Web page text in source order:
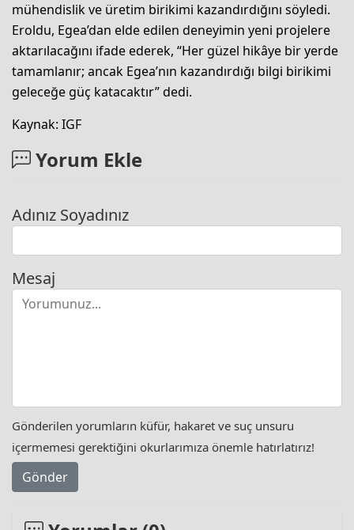
mühendislik ve üretim birikimi kazandırdığını söyledi.
Eroldu, Egea’dan elde edilen deneyimin yeni projelere
aktarılacağını ifade ederek, “Her güzel hikâye bir yerde
tamamlanır; ancak Egea’nın kazandırdığı bilgi birikimi
geleceğe güç katacaktır” dedi.
Kaynak: IGF
Yorum Ekle
Adınız Soyadınız
Mesaj
Gönderilen yorumların küfür, hakaret ve suç unsuru
içermemesi gerektiğini okurlarımıza önemle hatırlatırız!
Gönder